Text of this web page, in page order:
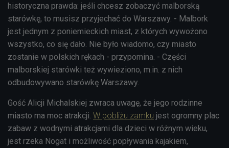
historyczna prawda: jeśli chcesz zobaczyć malborską
starówkę, to musisz przyjechać do Warszawy. - Malbork
jest jednym z poniemieckich miast, z których wywożono
wszystko, co się dało. Nie było wiadomo, czy miasto
zostanie w polskich rękach - przypomina. - Części
malborskiej starówki też wywieziono, m.in. z nich
odbudowywano starówkę Warszawy.
Gość Alicji Michalskiej zwraca uwagę, że jego rodzinne
miasto ma moc atrakcji. W pobliżu zamku jest ogromny plac
zabaw z wodnymi atrakcjami dla dzieci w różnym wieku,
jest rzeka Nogat i możliwość popływania kajakiem,